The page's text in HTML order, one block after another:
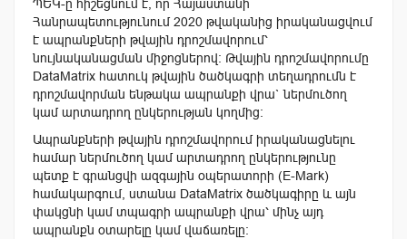
ՊԵԿ-ը հիշեցնում է, որ Հայաստանի
Հանրապետությունում 2020 թվականից իրականացվում
է ապրանքների թվային դրոշմավորում՝
նույնականացման միջոցներով։ Թվային դրոշմավորումը
DataMatrix հատուկ թվային ծածկագրի տեղադրումն է
դրոշմավորման ենթակա ապրանքի վրա` ներմուծող
կամ արտադրող ընկերության կողմից։
Ապրանքների թվային դրոշմավորում իրականացնելու
համար ներմուծող կամ արտադրող ընկերությունը
պետք է գրանցվի ազգային օպերատորի (E-Mark)
համակարգում, ստանա DataMatrix ծածկագիրը և այն
փակցնի կամ տպագրի ապրանքի վրա՝ մինչ այդ
ապրանքն օտարելը կամ վաճառելը։